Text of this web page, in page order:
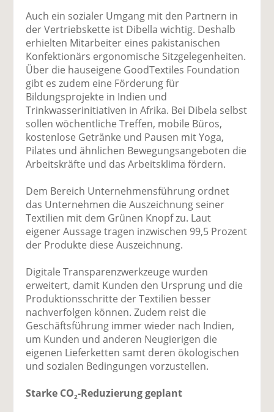
Auch ein sozialer Umgang mit den Partnern in
der Vertriebskette ist Dibella wichtig. Deshalb
erhielten Mitarbeiter eines pakistanischen
Konfektionärs ergonomische Sitzgelegenheiten.
Über die hauseigene GoodTextiles Foundation
gibt es zudem eine Förderung für
Bildungsprojekte in Indien und
Trinkwasserinitiativen in Afrika. Bei Dibela selbst
sollen wöchentliche Treffen, mobile Büros,
kostenlose Getränke und Pausen mit Yoga,
Pilates und ähnlichen Bewegungsangeboten die
Arbeitskräfte und das Arbeitsklima fördern.
Dem Bereich Unternehmensführung ordnet
das Unternehmen die Auszeichnung seiner
Textilien mit dem Grünen Knopf zu. Laut
eigener Aussage tragen inzwischen 99,5 Prozent
der Produkte diese Auszeichnung.
Digitale Transparenzwerkzeuge wurden
erweitert, damit Kunden den Ursprung und die
Produktionsschritte der Textilien besser
nachverfolgen können. Zudem reist die
Geschäftsführung immer wieder nach Indien,
um Kunden und anderen Neugierigen die
eigenen Lieferketten samt deren ökologischen
und sozialen Bedingungen vorzustellen.
Starke CO2-Reduzierung geplant